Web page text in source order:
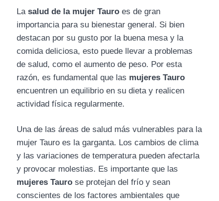
La salud de la mujer Tauro es de gran
importancia para su bienestar general. Si bien
destacan por su gusto por la buena mesa y la
comida deliciosa, esto puede llevar a problemas
de salud, como el aumento de peso. Por esta
razón, es fundamental que las mujeres Tauro
encuentren un equilibrio en su dieta y realicen
actividad física regularmente.
Una de las áreas de salud más vulnerables para la
mujer Tauro es la garganta. Los cambios de clima
y las variaciones de temperatura pueden afectarla
y provocar molestias. Es importante que las
mujeres Tauro se protejan del frío y sean
conscientes de los factores ambientales que